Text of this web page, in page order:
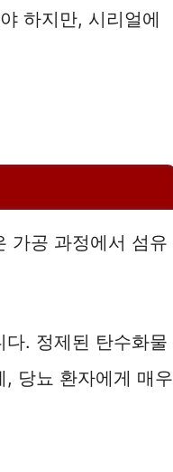
하지만, 시리얼에
가공 과정에서 섬유
. 정제된 탄수화물
당뇨 환자에게 매우